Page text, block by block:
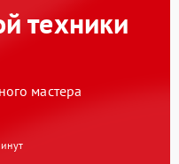
техники
мастера